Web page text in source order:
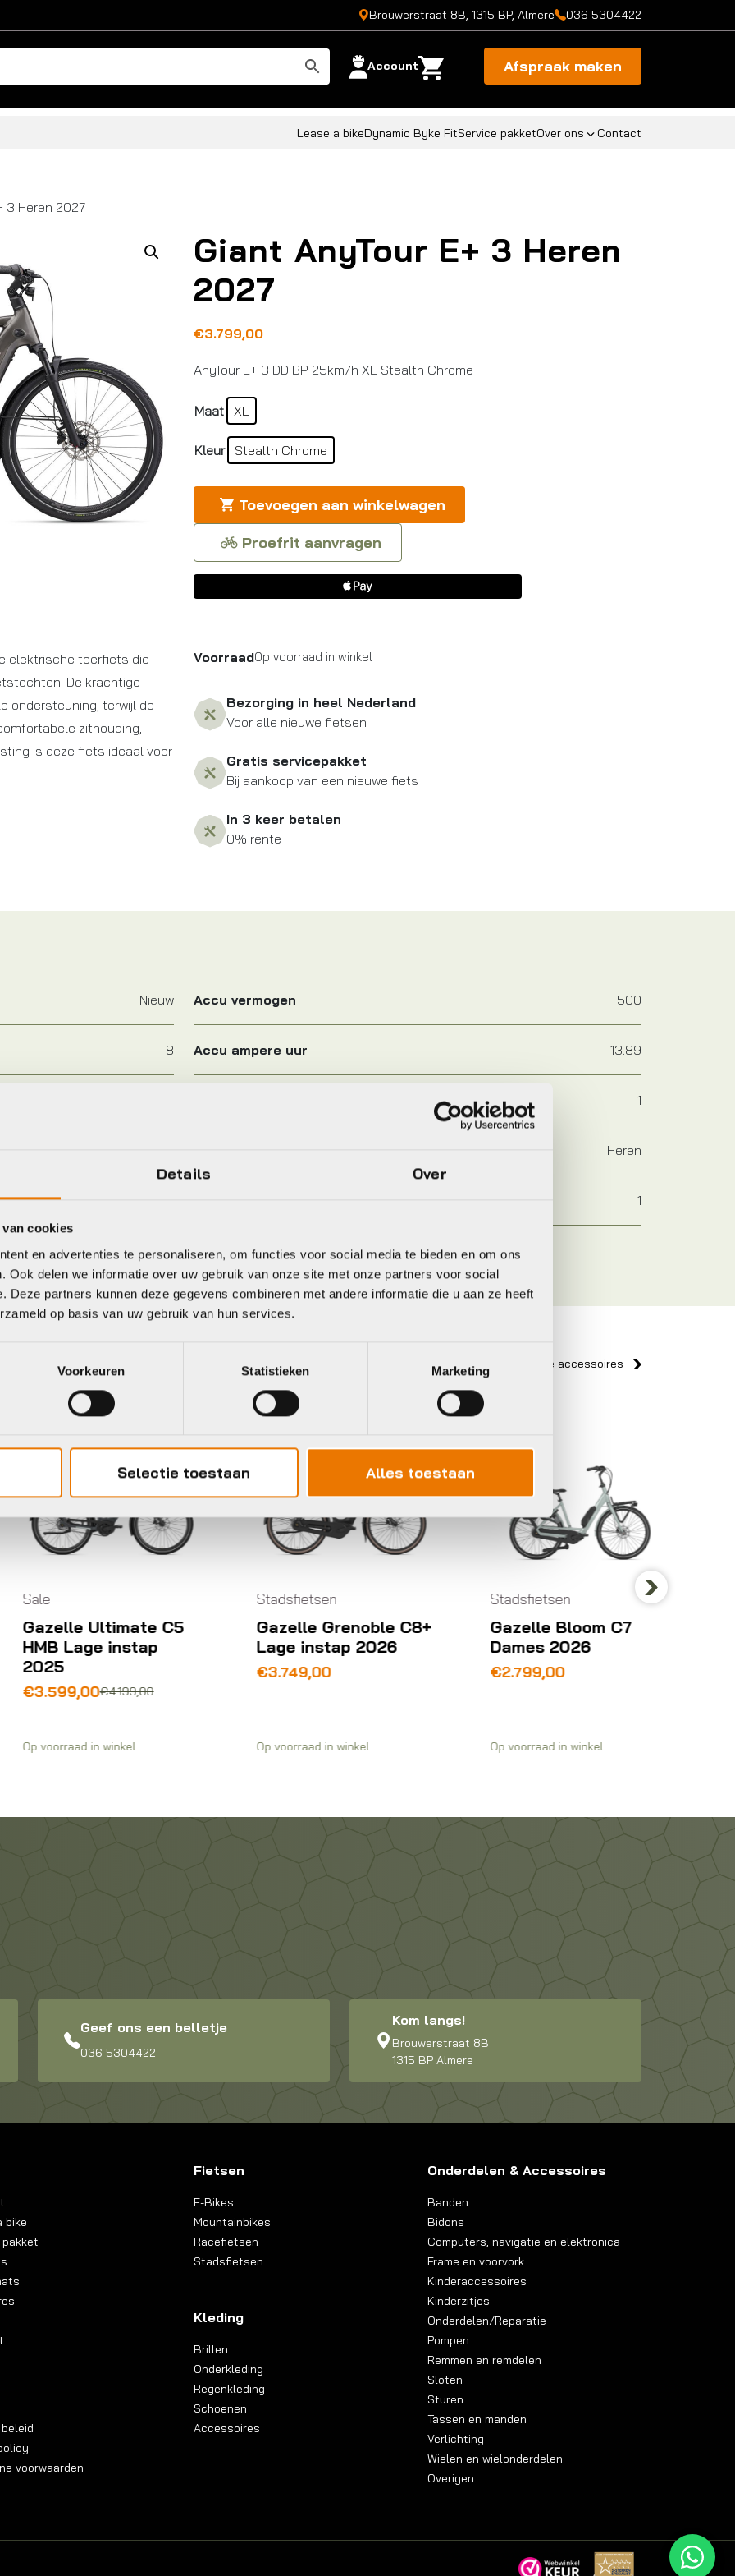
Details Over
cookies
en advertenties te personaliseren, om functies voor social media te bieden en om ons
Ook delen we informatie over uw gebruik van onze site met onze partners voor social
Deze partners kunnen deze gegevens combineren met andere informatie die u aan ze heeft
op basis van uw gebruik van hun services.
Voorkeuren Statistieken Marketing
Selectie toestaan Alles toestaan
Brouwerstraat 8B, 1315 BP, Almere 036 5304422
Account Afspraak maken
Lease a bikeDynamic Byke FitService pakketOver ons Contact
3 Heren 2027
elektrische toerfiets die
De krachtige
ondersteuning, terwijl de
zithouding,
is deze fiets ideaal voor
Giant AnyTour E+ 3 Heren
2027
€3.799,00
AnyTour E+ 3 DD BP 25km/h XL Stealth Chrome
Maat XL
Kleur Stealth Chrome
Toevoegen aan winkelwagen
Proefrit aanvragen
VoorraadOp voorraad in winkel
Bezorging in heel Nederland
Voor alle nieuwe fietsen
Gratis servicepakket
Bij aankoop van een nieuwe fiets
In 3 keer betalen
0% rente
Nieuw Accu vermogen 500
8 Accu ampere uur 13.89
1
Heren
1
Meer tonen
Bekijk alle accessoires
Ultimate C5
Lage instap
€4.199,00
3.599,00
voorraad in winkel
Stadsfietsen
Gazelle Grenoble C8+
Lage instap 2026
3.749,00
Op voorraad in winkel
Stadsfietsen
Gazelle Bloom C7
Dames 2026
2.799,00
Op voorraad in winkel
Geef ons een belletje
036 5304422
Kom langs!
Brouwerstraat 8B
1315 BP Almere
bike
pakket
voorwaarden
Fietsen
E-Bikes
Mountainbikes
Racefietsen
Stadsfietsen
Kleding
Brillen
Onderkleding
Regenkleding
Schoenen
Accessoires
Onderdelen & Accessoires
Banden
Bidons
Computers, navigatie en elektronica
Frame en voorvork
Kinderaccessoires
Kinderzitjes
Onderdelen/Reparatie
Pompen
Remmen en remdelen
Sloten
Sturen
Tassen en manden
Verlichting
Wielen en wielonderdelen
Overigen